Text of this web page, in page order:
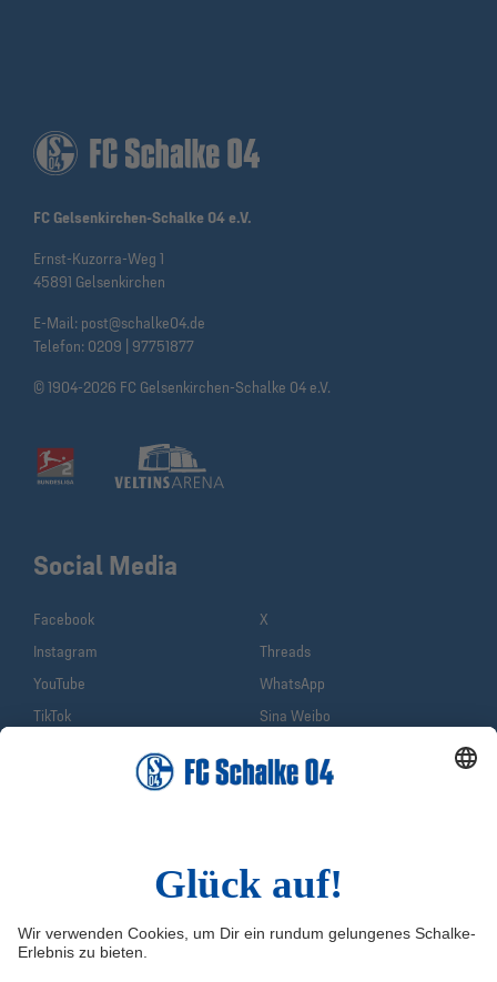
FC Gelsenkirchen-Schalke 04 e.V.
Ernst-Kuzorra-Weg 1
45891 Gelsenkirchen
E-Mail: post@schalke04.de
Telefon: 0209 | 97751877
© 1904-2026 FC Gelsenkirchen-Schalke 04 e.V.
FAQ
Erklärung zur Barrierefreiheit
Tickets
Schalke TV
Social Media
Facebook
X
Instagram
Threads
YouTube
WhatsApp
TikTok
Sina Weibo